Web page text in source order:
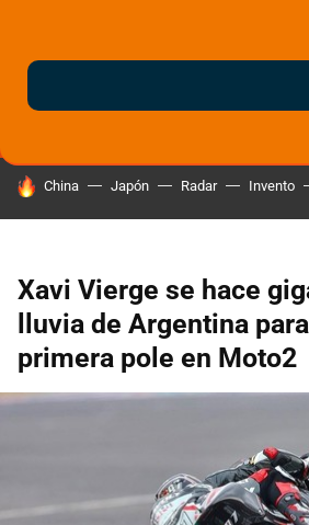
MENÚ
HOY SE HABLA DE
China Japón Radar Invento
Xavi Vierge se hace
lluvia de Argentina
primera pole en Moto2